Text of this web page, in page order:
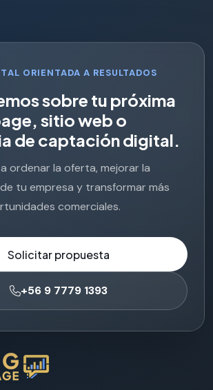
ORIENTADA A RESULTADOS
mossobre tu próxima
age, sitioweb o
a de captacióndigital.
ordenar la oferta, mejorar la
tu empresa y transformar más
comerciales.
Solicitar propuesta
+56 9 7779 1393